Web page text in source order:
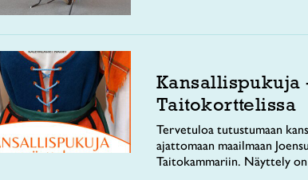
Kansallispukuja
Taitokorttelissa
Tervetuloa tutustumaan
ajattomaan maailmaan
Taitokammariin. Näyttely